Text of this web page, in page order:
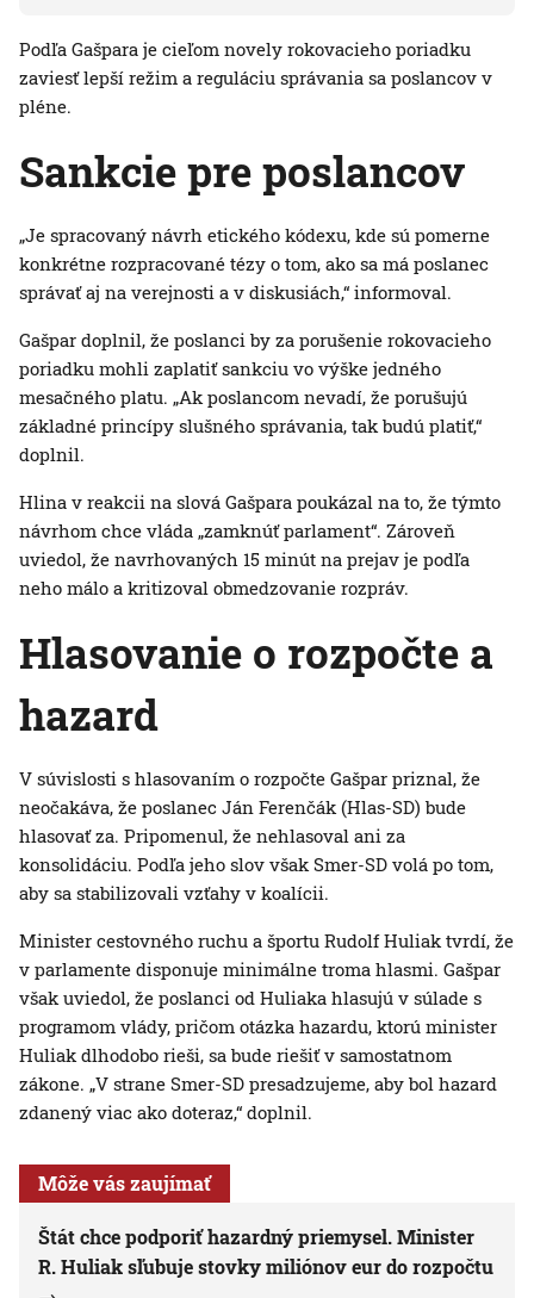
Podľa Gašpara je cieľom novely rokovacieho poriadku
zaviesť lepší režim a reguláciu správania sa poslancov v
pléne.
Sankcie pre poslancov
„Je spracovaný návrh etického kódexu, kde sú pomerne
konkrétne rozpracované tézy o tom, ako sa má poslanec
správať aj na verejnosti a v diskusiách,“ informoval.
Gašpar doplnil, že poslanci by za porušenie rokovacieho
poriadku mohli zaplatiť sankciu vo výške jedného
mesačného platu. „Ak poslancom nevadí, že porušujú
základné princípy slušného správania, tak budú platiť,“
doplnil.
Hlina v reakcii na slová Gašpara poukázal na to, že týmto
návrhom chce vláda „zamknúť parlament“. Zároveň
uviedol, že navrhovaných 15 minút na prejav je podľa
neho málo a kritizoval obmedzovanie rozpráv.
Hlasovanie o rozpočte a
hazard
V súvislosti s hlasovaním o rozpočte Gašpar priznal, že
neočakáva, že poslanec Ján Ferenčák (Hlas-SD) bude
hlasovať za. Pripomenul, že nehlasoval ani za
konsolidáciu. Podľa jeho slov však Smer-SD volá po tom,
aby sa stabilizovali vzťahy v koalícii.
Minister cestovného ruchu a športu Rudolf Huliak tvrdí, že
v parlamente disponuje minimálne troma hlasmi. Gašpar
však uviedol, že poslanci od Huliaka hlasujú v súlade s
programom vlády, pričom otázka hazardu, ktorú minister
Huliak dlhodobo rieši, sa bude riešiť v samostatnom
zákone. „V strane Smer-SD presadzujeme, aby bol hazard
zdanený viac ako doteraz,“ doplnil.
Môže vás zaujímať
Štát chce podporiť hazardný priemysel. Minister
R. Huliak sľubuje stovky miliónov eur do rozpočtu